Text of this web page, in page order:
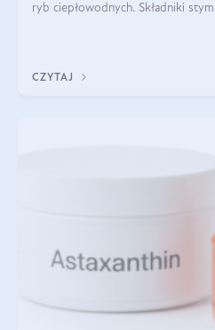
ryb ciepłowodnych. Składniki stymulują fibroblasty do
CZYTAJ